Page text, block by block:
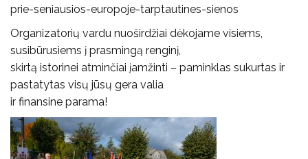
prie-seniausios-europoje-tarptautines-sienos
Organizatorių vardu nuoširdžiai dėkojame visiems,
susibūrusiems į prasmingą renginį,
skirtą istorinei atminčiai įamžinti – paminklas sukurtas ir
pastatytas visų jūsų gera valia
ir finansine parama!